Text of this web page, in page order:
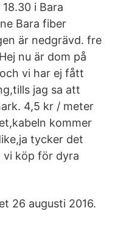
i Bara
Bara fiber
är nedgrävd. fre
nu är dom på
vi har ej fått
jag sa att
4,5 kr / meter
kommer
tycker det
vi köp för dyra
26 augusti 2016.